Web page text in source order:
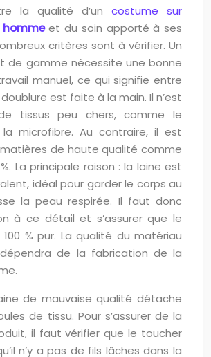
la qualité d’un costume sur
et du soin apporté à ses
critères sont à vérifier. Un
de gamme nécessite une bonne
manuel, ce qui signifie entre
est faite à la main. Il n’est
tissus peu chers, comme le
microfibre. Au contraire, il est
de haute qualité comme
La principale raison : la laine est
idéal pour garder le corps au
la peau respirée. Il faut donc
à ce détail et s’assurer que le
% pur. La qualité du matériau
de la fabrication de la
de mauvaise qualité détache
de tissu. Pour s’assurer de la
il faut vérifier que le toucher
n’y a pas de fils lâches dans la